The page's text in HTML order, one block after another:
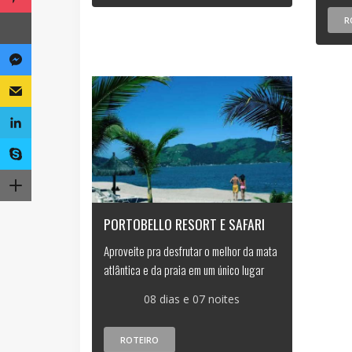
PORTOBELLO RESORT E SAFARI
Aproveite pra desfrutar o melhor da mata
atlântica e da praia em um único lugar
08 dias e 07 noites
ROTEIRO